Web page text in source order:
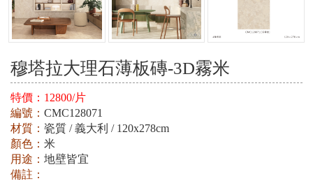
穆塔拉大理石薄板磚-3D霧米
特價： 12800/片
編號： CMC128071
材質： 瓷質 / 義大利 / 120x278cm
顏色： 米
用途： 地壁皆宜
備註：